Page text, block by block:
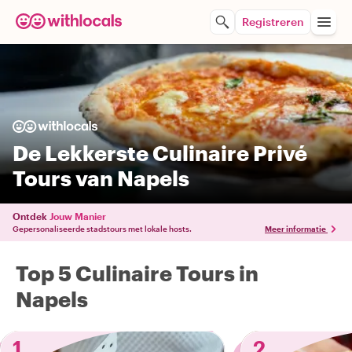
Registreren
De Lekkerste Culinaire Privé
Tours van Napels
Ontdek Jouw Manier
Gepersonaliseerde stadstours met lokale hosts. Meer informatie
Top 5 Culinaire Tours in
Napels